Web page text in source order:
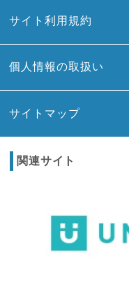
サイト利用規約
個人情報の取扱い
サイトマップ
関連サイト